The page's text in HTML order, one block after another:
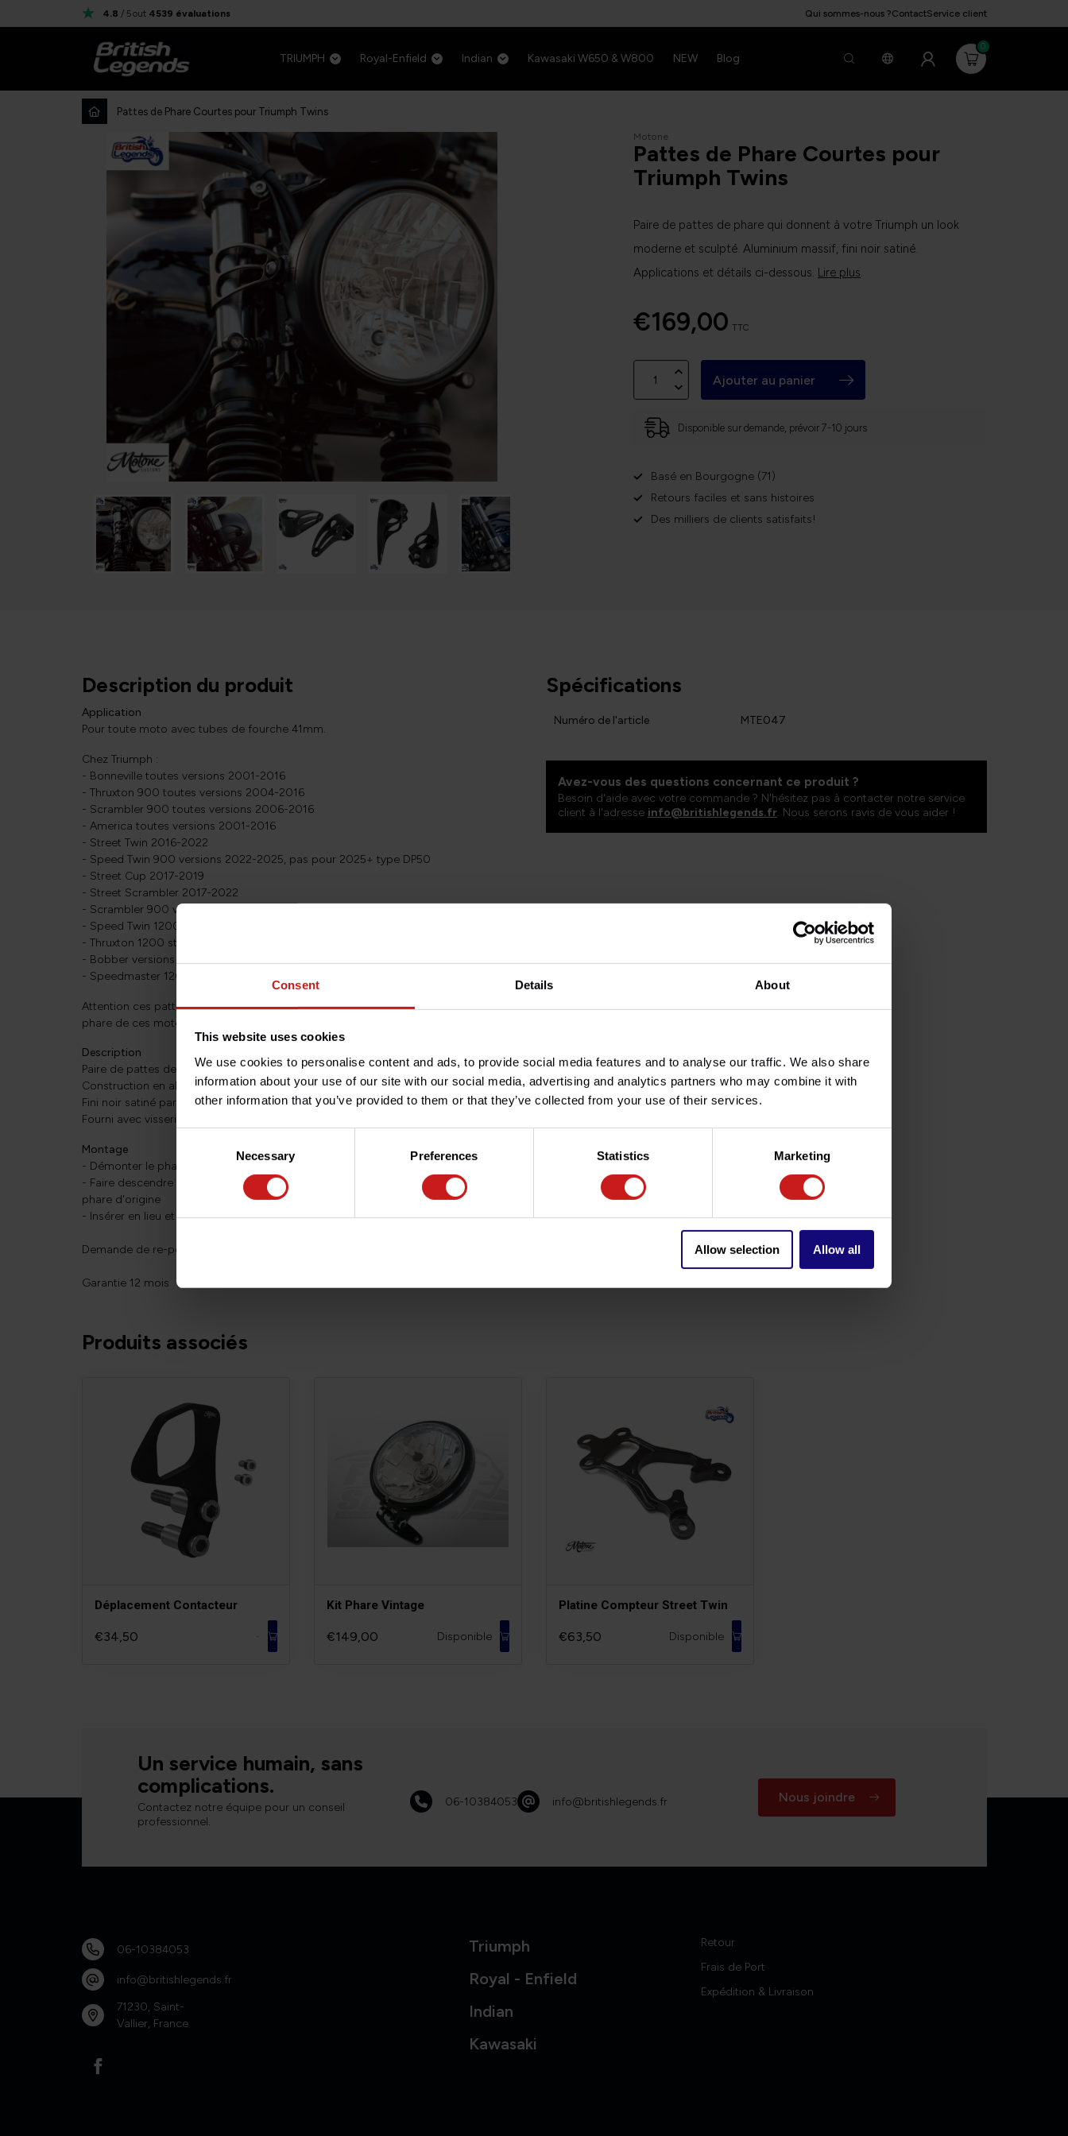
Consent Details About
This website uses cookies
We use cookies to personalise content and ads, to provide social media features and to analyse our traffic. We also share
information about your use of our site with our social media, advertising and analytics partners who may combine it with
other information that you’ve provided to them or that they’ve collected from your use of their services.
Necessary Preferences Statistics Marketing
Allow selection Allow all
4.8 / 5out 4539 évaluations Qui sommes-nous ?ContactService client
TRIUMPH Royal-Enfield Indian Kawasaki W650 & W800 NEW Blog
0
Pattes de Phare Courtes pour Triumph Twins
Motone
Pattes de Phare Courtes pour
Triumph Twins
Paire de pattes de phare qui donnent à votre Triumph un look
moderne et sculpté. Aluminium massif, fini noir satiné.
Applications et détails ci-dessous. Lire plus.
€169,00 TTC
Ajouter au panier
Disponible sur demande, prévoir 7-10 jours
Basé en Bourgogne (71)
Retours faciles et sans histoires
Des milliers de clients satisfaits!
Description du produit
Application
Pour toute moto avec tubes de fourche 41mm.
Chez Triumph :
- Bonneville toutes versions 2001-2016
- Thruxton 900 toutes versions 2004-2016
- Scrambler 900 toutes versions 2006-2016
- America toutes versions 2001-2016
- Street Twin 2016-2022
- Speed Twin 900 versions 2022-2025, pas pour 2025+ type DP50
- Street Cup 2017-2019
- Street Scrambler 2017-2022
- Scrambler 900 versions 2022-2025, pas pour 2025+ type DCB0
- Speed Twin 1200 versions 2019-2021 type DD01 uniquement
- Thruxton 1200 std 2016-2021, pas pour R/RS
- Bobber versions 2017-2021 avec fourche 41mm uniquement
- Speedmaster 1200 versions 2018-2021 avec fourche 41mm
Attention ces pattes sont trop courtes pour Bonneville T100/T120 (2016+) car le
phare de ces motos est trop volumineux. Dans ce cas utilisez les pattes
Description
Paire de pattes de phare qui donnent à votre moto un look abouti et moderne.
Construction en aluminium massif, taillé sur machine CNC.
Fini noir satiné par anodisation, pour un fini durable et impeccable.
Fourni avec visserie inox.
Montage
- Démonter le phare d'origine de ses supports
- Faire descendre le tube de fourche pour enlever les fourreaux et pattes de
phare d'origine
- Insérer en lieu et place les pattes de phare
Demande de re-positionner les clignotants sur Bonneville, voir
Garantie 12 mois
Spécifications
Numéro de l'article MTE047
Avez-vous des questions concernant ce produit ?
Besoin d'aide avec votre commande ? N'hésitez pas à contacter notre service
client à l'adresse info@britishlegends.fr. Nous serons ravis de vous aider !
Produits associés
Déplacement Contacteur
€34,50 -
Kit Phare Vintage
€149,00 Disponible
Platine Compteur Street Twin
€63,50 Disponible
Un service humain, sans
complications.
Contactez notre équipe pour un conseil
professionnel.
06-10384053 info@britishlegends.fr Nous joindre
06-10384053
info@britishlegends.fr
71230, Saint-
Vallier, France
Triumph
Royal - Enfield
Indian
Kawasaki
Retour
Frais de Port
Expédition & Livraison